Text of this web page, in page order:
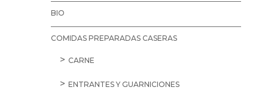
BIO
COMIDAS PREPARADAS CASERAS
CARNE
ENTRANTES Y GUARNICIONES